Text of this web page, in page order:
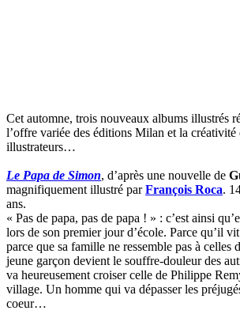
Cet automne, trois nouveaux albums illustrés
l’offre variée des éditions Milan et la créativité
illustrateurs…
Le Papa de Simon, d’après une nouvelle de
magnifiquement illustré parFrançois Roca.
ans.
« Pas de papa, pas de papa ! » : c’est ainsi
lors de son premier jour d’école. Parce qu’il
parce que sa famille ne ressemble pas à celles
jeune garçon devient le souffre-douleur des
va heureusement croiser celle de Philippe
village. Un homme qui va dépasser les
coeur…